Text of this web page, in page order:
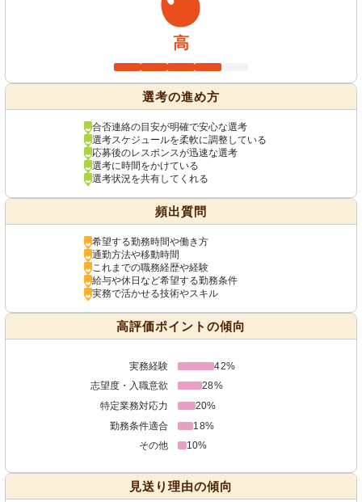
高
選考の進め方
合否連絡の目安が明確で安心な選考
選考スケジュールを柔軟に調整している
応募後のレスポンスが迅速な選考
選考に時間をかけている
選考状況を共有してくれる
頻出質問
希望する勤務時間や働き方
通勤方法や移動時間
これまでの職務経歴や経験
給与や休日など希望する勤務条件
実務で活かせる技術やスキル
高評価ポイントの傾向
実務経験
42%
志望度・入職意欲
28%
特定業務対応力
20%
勤務条件適合
18%
その他
10%
見送り理由の傾向